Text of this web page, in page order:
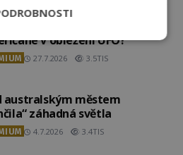
v obležení UFO?
27.7.2026 3.5TIS
australským městem
záhadná světla
4.7.2026 3.4TIS